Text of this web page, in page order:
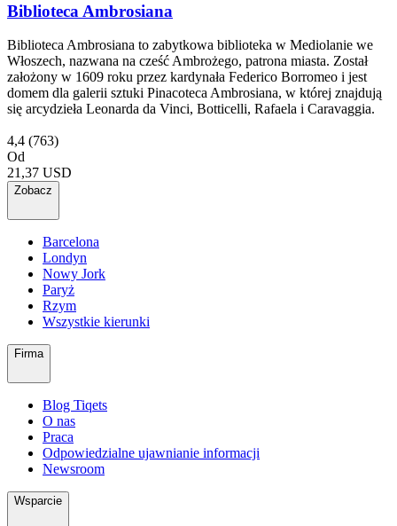
Biblioteca Ambrosiana
Biblioteca Ambrosiana to zabytkowa biblioteka w Mediolanie we
Włoszech, nazwana na cześć Ambrożego, patrona miasta. Został
założony w 1609 roku przez kardynała Federico Borromeo i jest
domem dla galerii sztuki Pinacoteca Ambrosiana, w której znajdują
się arcydzieła Leonarda da Vinci, Botticelli, Rafaela i Caravaggia.
4,4 (763)
Od
21,37 USD
Zobacz
Barcelona
Londyn
Nowy Jork
Paryż
Rzym
Wszystkie kierunki
Firma
Blog Tiqets
O nas
Praca
Odpowiedzialne ujawnianie informacji
Newsroom
Wsparcie